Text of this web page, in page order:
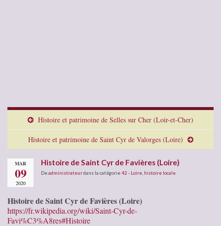
Histoire et patrimoine de Selles sur Cher (Loir-et-Cher)
Histoire et patrimoine de Saint Cyr de Valorges (Loire)
MAR
09
2020
Histoire de Saint Cyr de Favières (Loire)
Deadministrateurdans la catégorie42 - Loire histoire locale
Histoire de Saint Cyr de Favières (Loire)
https://fr.wikipedia.org/wiki/Saint-Cyr-de-
Favi%C3%A8res#Histoire